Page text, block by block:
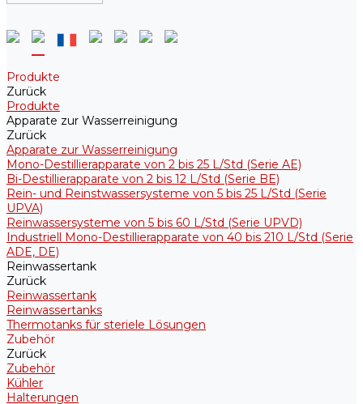
Produkte
Zurück
Produkte
Apparate zur Wasserreinigung
Zurück
Apparate zur Wasserreinigung
Mono-Destillierapparate von 2 bis 25 L/Std (Serie AE)
Bi-Destillierapparate von 2 bis 12 L/Std (Serie BE)
Rein- und Reinstwassersysteme von 5 bis 25 L/Std (Serie
UPVA)
Reinwassersysteme von 5 bis 60 L/Std (Serie UPVD)
Industriell Mono-Destillierapparate von 40 bis 210 L/Std (Serie
ADE, DE)
Reinwassertank
Zurück
Reinwassertank
Reinwassertanks
Thermotanks für steriele Lösungen
Zubehör
Zurück
Zubehör
Kühler
Halterungen